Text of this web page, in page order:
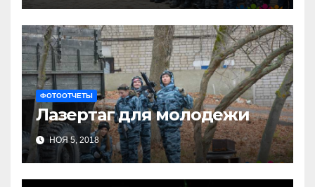
ФОТООТЧЕТЫ
Лазертаг для молодежи
НОЯ 5, 2018